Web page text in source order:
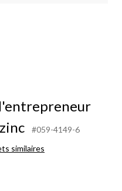
#059-4149-6
similaires